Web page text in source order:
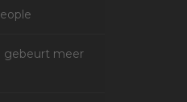
gebeurt meer